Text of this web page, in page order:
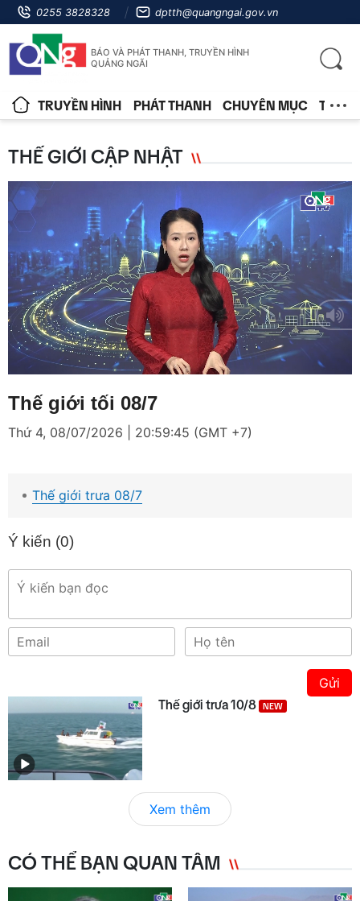
0255 3828328 dptth@quangngai.gov.vn
BÁO VÀ PHÁT THANH, TRUYỀN HÌNH
QUẢNG NGÃI
TRUYỀN HÌNH PHÁT THANH CHUYÊN MỤC TIN
THẾ GIỚI CẬP NHẬT
Mute Loaded:
6.50%
Thế giới tối 08/7
Thứ 4, 08/07/2026 | 20:59:45 (GMT +7)
Thế giới trưa 08/7
Ý kiến (0)
Gửi
Thế giới trưa 10/8 NEW
Xem thêm
CÓ THỂ BẠN QUAN TÂM